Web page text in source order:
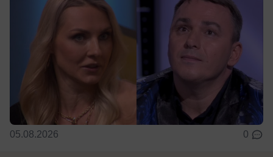
05.08.2026 0